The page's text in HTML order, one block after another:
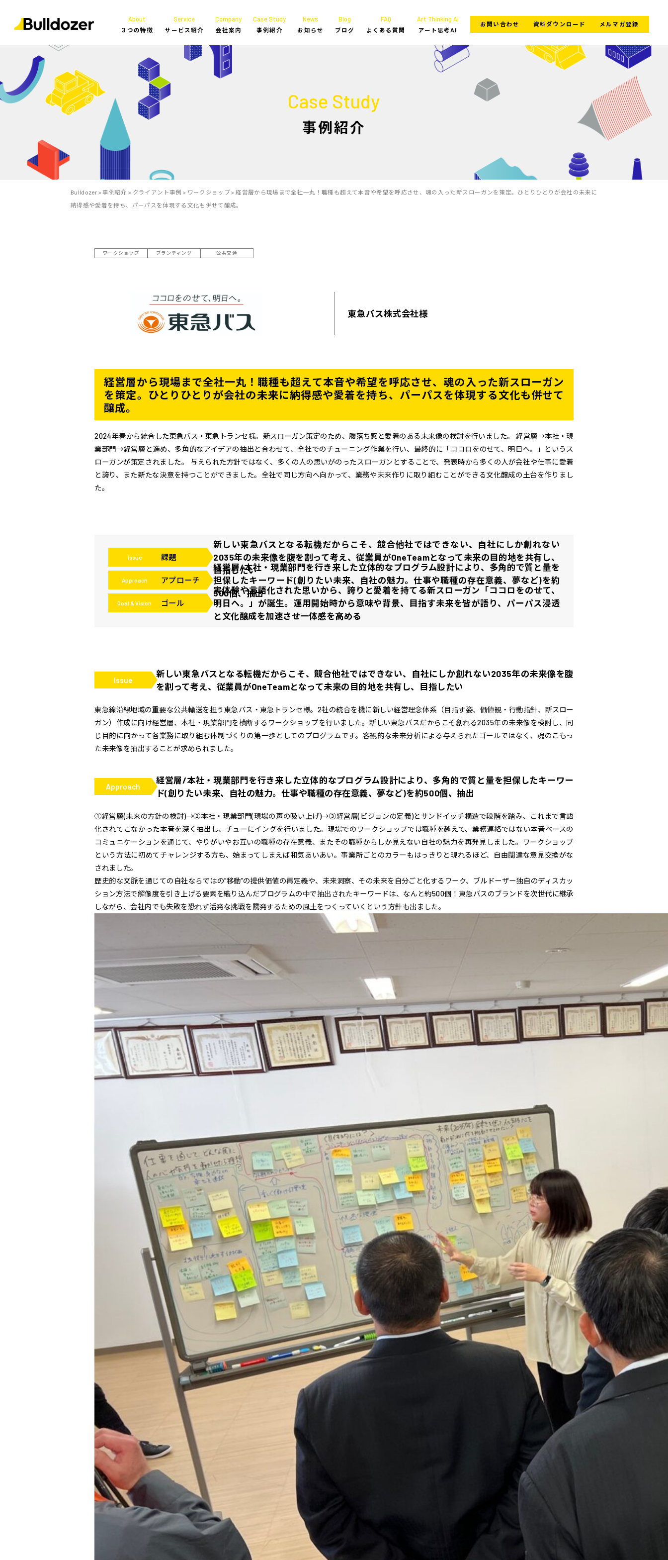
About
３つの特徴
Service
サービス紹介
Company
会社案内
Case Study
事例紹介
News
お知らせ
Blog
ブログ
FAQ
よくある質問
Art Thinking AI
アート思考AI
お問い合わせ 資料ダウンロード メルマガ登録
Case Study
事例紹介
Bulldozer >事例紹介 > クライアント事例 > ワークショップ>経営層から現場まで全社一丸！職種も超えて本音や希望を呼応させ、魂の入った新スローガンを策定。ひとりひとりが会社の未来に
納得感や愛着を持ち、パーパスを体現する文化も併せて醸成。
ワークショップ ブランディング 公共交通
東急バス株式会社様
経営層から現場まで全社一丸！職種も超えて本音や希望を呼応させ、魂の入った新スローガン
を策定。ひとりひとりが会社の未来に納得感や愛着を持ち、パーパスを体現する文化も併せて
醸成。
2024年春から統合した東急バス・東急トランセ様。新スローガン策定のため、腹落ち感と愛着のある未来像の検討を行いました。 経営層→本社・現
業部門→経営層と進め、多角的なアイデアの抽出と合わせて、全社でのチューニング作業を行い、最終的に「ココロをのせて、明日へ。」というス
ローガンが策定されました。 与えられた方針ではなく、多くの人の思いがのったスローガンとすることで、発表時から多くの人が会社や仕事に愛着
と誇り、また新たな決意を持つことができました。全社で同じ方向へ向かって、業務や未来作りに取り組むことができる文化醸成の土台を作りまし
た。
Issue 課題
新しい東急バスとなる転機だからこそ、競合他社ではできない、自社にしか創れない
2035年の未来像を腹を割って考え、従業員がOneTeamとなって未来の目的地を共有し、
目指したい
Approach アプローチ
経営層/本社・現業部門を行き来した立体的なプログラム設計により、多角的で質と量を
担保したキーワード(創りたい未来、自社の魅力。仕事や職種の存在意義、夢など)を約
500個、抽出
Goal & Vision ゴール
実体験や言語化された思いから、誇りと愛着を持てる新スローガン「ココロをのせて、
明日へ。」が誕生。運用開始時から意味や背景、目指す未来を皆が語り、パーパス浸透
と文化醸成を加速させ一体感を高める
Issue
新しい東急バスとなる転機だからこそ、競合他社ではできない、自社にしか創れない2035年の未来像を腹
を割って考え、従業員がOneTeamとなって未来の目的地を共有し、目指したい
東急線沿線地域の重要な公共輸送を担う東急バス・東急トランセ様。2社の統合を機に新しい経営理念体系（目指す姿、価値観・行動指針、新スロー
ガン）作成に向け経営層、本社・現業部門を横断するワークショップを行いました。新しい東急バスだからこそ創れる2035年の未来像を検討し、同
じ目的に向かって各業務に取り組む体制づくりの第一歩としてのプログラムです。客観的な未来分析による与えられたゴールではなく、魂のこもっ
た未来像を抽出することが求められました。
Approach
経営層/本社・現業部門を行き来した立体的なプログラム設計により、多角的で質と量を担保したキーワー
ド(創りたい未来、自社の魅力。仕事や職種の存在意義、夢など)を約500個、抽出
①経営層(未来の方針の検討)→②本社・現業部門(現場の声の吸い上げ)→③経営層(ビジョンの定義)とサンドイッチ構造で段階を踏み、これまで言語
化されてこなかった本音を深く抽出し、チューにイングを行いました。現場でのワークショップでは職種を越えて、業務連絡ではない本音ベースの
コミュニケーションを通じて、やりがいやお互いの職種の存在意義、またその職種からしか見えない自社の魅力を再発見しました。ワークショップ
という方法に初めてチャレンジする方も、始まってしまえば和気あいあい。事業所ごとのカラーもはっきりと現れるほど、自由闊達な意見交換がな
されました。
歴史的な文脈を通じての自社ならではの”移動”の提供価値の再定義や、未来洞察、その未来を自分ごと化するワーク、ブルドーザー独自のディスカッ
ション方法で解像度を引き上げる要素を織り込んだプログラムの中で抽出されたキーワードは、なんと約500個！東急バスのブランドを次世代に継承
しながら、会社内でも失敗を恐れず活発な挑戦を誘発するための風土をつくっていくという方針も出ました。